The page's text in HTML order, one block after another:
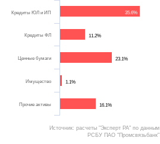
35.6%
11.2%
23.1%
1.1%
16.1%
Кредиты ЮЛ и ИП
Кредиты ФЛ
Ценные бумаги
Имущество
Прочие активы
Источник: расчеты "Эксперт РА" по данным
РСБУ ПАО "Промсвязьбанк"